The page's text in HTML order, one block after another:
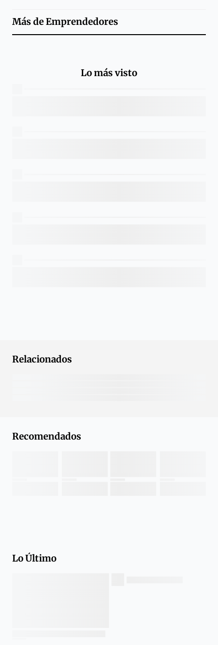
Más deEmprendedores
Lo más visto
Relacionados
Recomendados
Lo Último